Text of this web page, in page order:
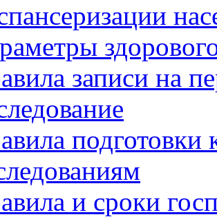
записи на
подготовки
и сроки